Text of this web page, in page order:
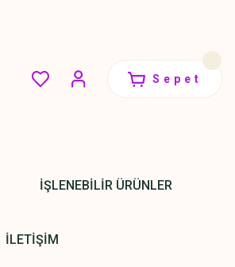
Sepet
İŞLENEBİLİR ÜRÜNLER
İLETİŞİM